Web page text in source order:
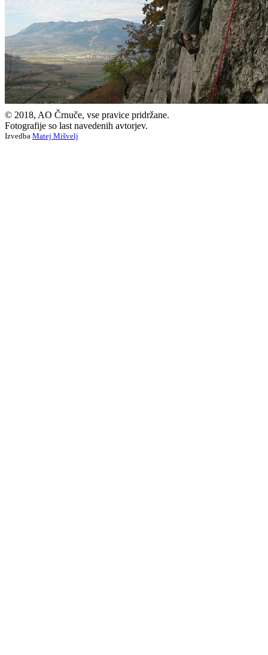
© 2018, AO Črnuče, vse pravice pridržane.
Fotografije so last navedenih avtorjev.
Izvedba Matej Mišvelj